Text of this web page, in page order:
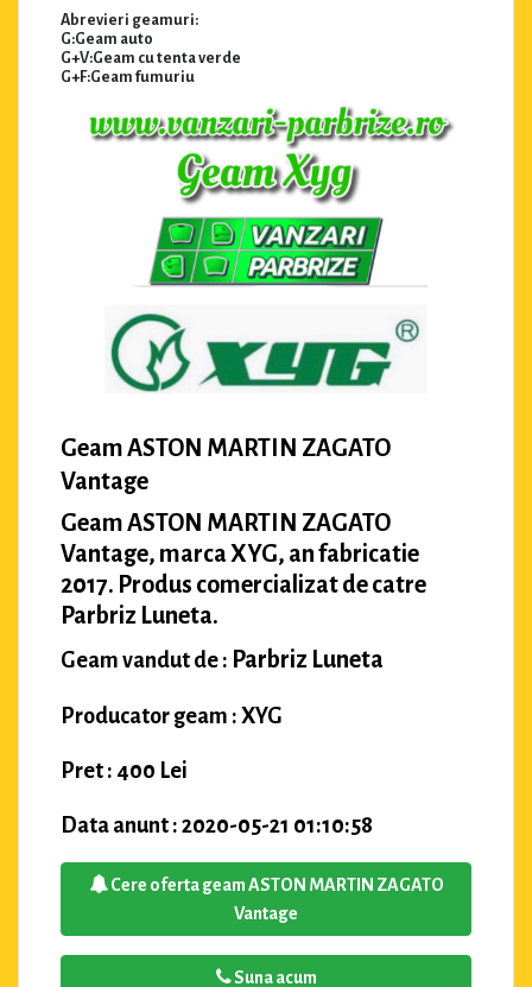
Abrevieri geamuri:
G:Geam auto
G+V:Geam cu tenta verde
G+F:Geam fumuriu
Geam ASTON MARTIN ZAGATO
Vantage
Geam ASTON MARTIN ZAGATO
Vantage, marca XYG, an fabricatie
2017. Produs comercializat de catre
Parbriz Luneta.
Geam vandut de : Parbriz Luneta
Producator geam : XYG
Pret : 400 Lei
Data anunt : 2020-05-21 01:10:58
Cere oferta geam ASTON MARTIN ZAGATO
Vantage
Suna acum